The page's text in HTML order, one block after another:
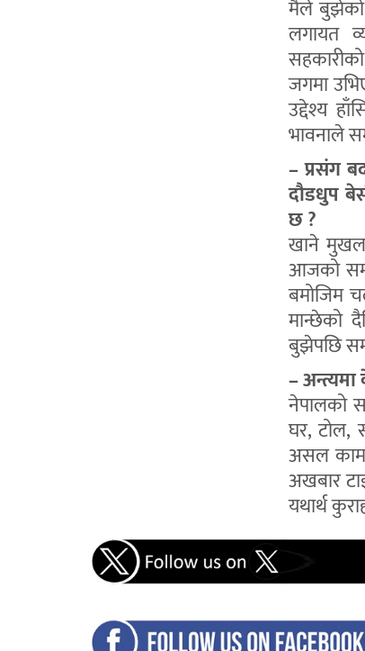
मैले बुझेको
लगायत
जगमा
उद्देश्य
भावनाले
– प्रसंग
दौडधुप
छ ?
खाने
आजको
बमोजिम
मान्छेको
बुझेपछि
–
नेपालको
घर, टोल,
असल
अखबार
यथार्थ